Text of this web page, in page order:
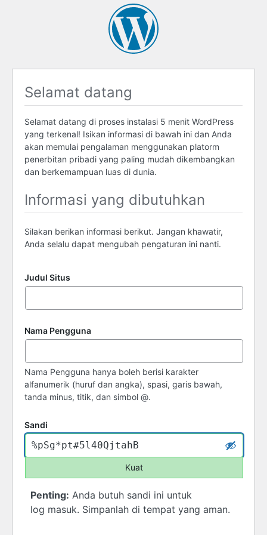
Selamat datang
Selamat datang di proses instalasi 5 menit WordPress
yang terkenal! Isikan informasi di bawah ini dan Anda
akan memulai pengalaman menggunakan platorm
penerbitan pribadi yang paling mudah dikembangkan
dan berkemampuan luas di dunia.
Informasi yang dibutuhkan
Silakan berikan informasi berikut. Jangan khawatir,
Anda selalu dapat mengubah pengaturan ini nanti.
Judul Situs
Nama Pengguna
Nama Pengguna hanya boleh berisi karakter
alfanumerik (huruf dan angka), spasi, garis bawah,
tanda minus, titik, dan simbol @.
Sandi
Kuat
Penting: Anda butuh sandi ini untuk
log masuk. Simpanlah di tempat yang aman.